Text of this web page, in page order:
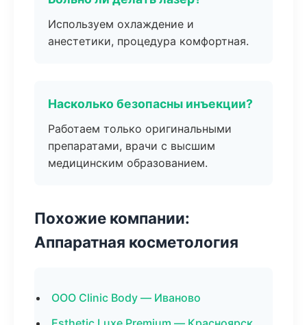
Используем охлаждение и
анестетики, процедура комфортная.
Насколько безопасны инъекции?
Работаем только оригинальными
препаратами, врачи с высшим
медицинским образованием.
Похожие компании:
Аппаратная косметология
ООО Clinic Body — Иваново